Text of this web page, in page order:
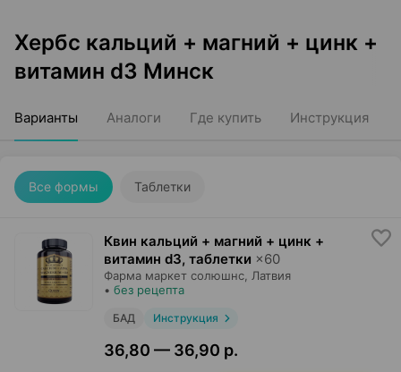
Хербс кальций + магний + цинк +
витамин d3 Минск
Варианты Аналоги Где купить Инструкция
Все формы Таблетки
Квин кальций + магний + цинк +
витамин d3, таблетки ×60
Фарма маркет солюшнс , Латвия
• без рецепта
БАД Инструкция
36,80 — 36,90 р.